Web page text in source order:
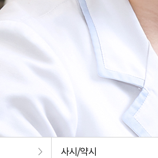
사시/약시